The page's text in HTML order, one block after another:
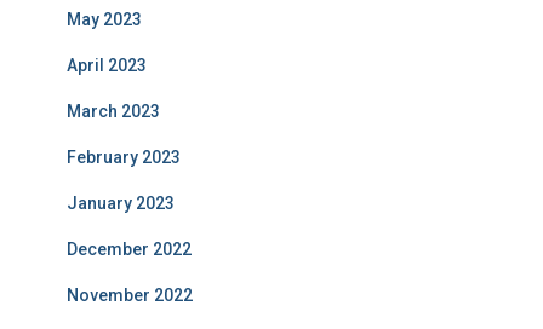
May 2023
April 2023
March 2023
February 2023
January 2023
December 2022
November 2022